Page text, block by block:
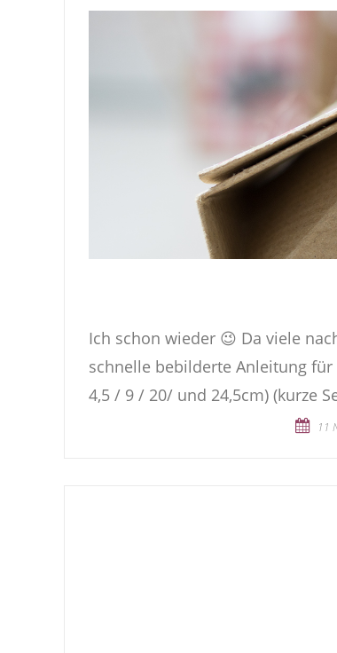
Ich schon wieder 😉 Da viele
schnelle bebilderte Anleitung für
4,5 / 9 / 20/ und 24,5cm) (kurze
11